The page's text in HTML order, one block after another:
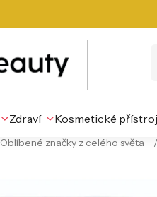
Zdraví Kosmetické
Oblíbené značky z celého světa /